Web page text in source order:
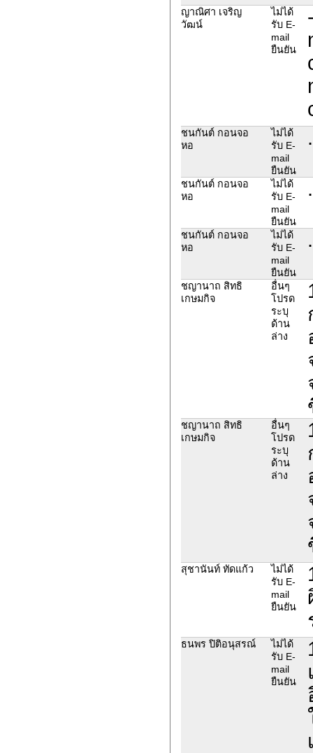
ญาณิศา เจริญ
วัฒน์
ไม่ได้
รับ E-
mail
ยืนยัน
ชนกันต์ กอนจอ
หอ
ไม่ได้
รับ E-
mail
ยืนยัน
.
ชนกันต์ กอนจอ
หอ
ไม่ได้
รับ E-
mail
ยืนยัน
.
ชนกันต์ กอนจอ
หอ
ไม่ได้
รับ E-
mail
ยืนยัน
.
ชญานาถ สิทธิ
เกษมกิจ
อื่นๆ
โปรด
ระบุ
ด้าน
ล่าง
ชญานาถ สิทธิ
เกษมกิจ
อื่นๆ
โปรด
ระบุ
ด้าน
ล่าง
สุชานันท์ ทัดแก้ว
ไม่ได้
รับ E-
mail
ยืนยัน
ธนพร ปิติอนุสรณ์
ไม่ได้
รับ E-
mail
ยืนยัน